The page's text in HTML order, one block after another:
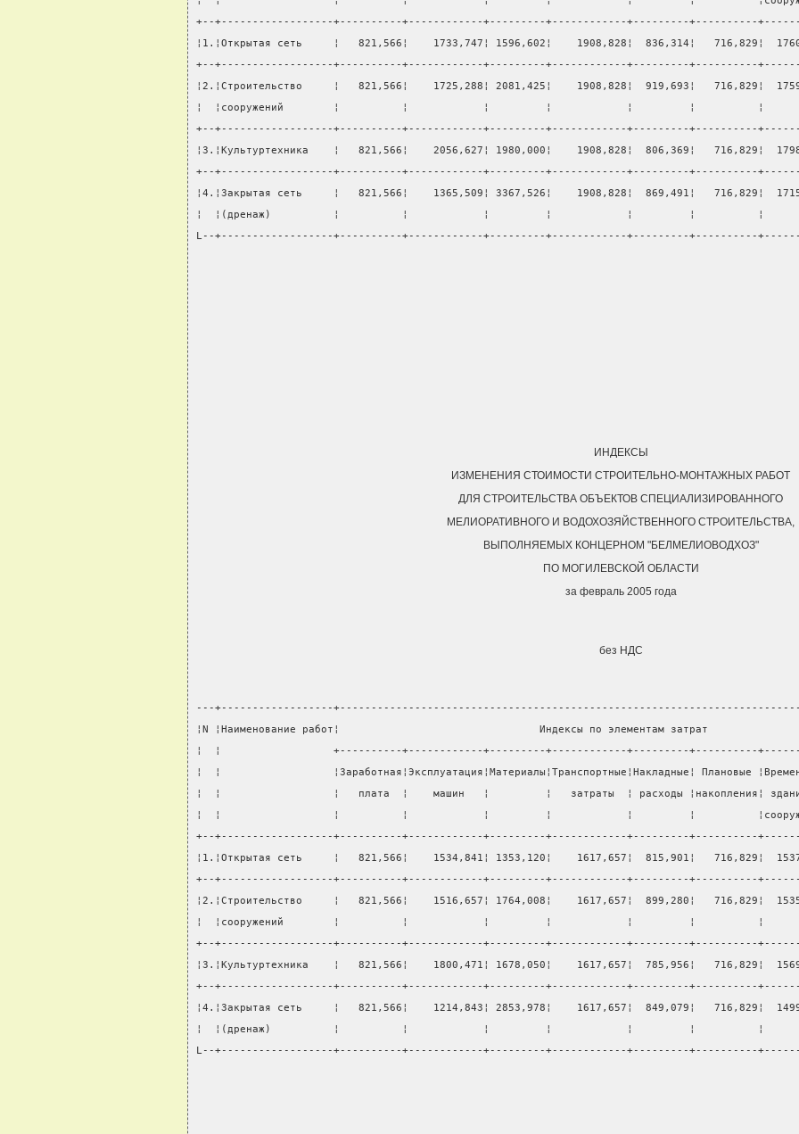
+--+------------------+----------+------------+---------+------------+---------+----------
¦1.¦Открытая сеть     ¦   821,566¦    1733,747¦ 1596,602¦    1908,828¦  836,314¦   716,829¦
+--+------------------+----------+------------+---------+------------+---------+----------
¦2.¦Строительство     ¦   821,566¦    1725,288¦ 2081,425¦    1908,828¦  919,693¦   716,829¦
¦  ¦сооружений        ¦          ¦            ¦         ¦            ¦         ¦          ¦
+--+------------------+----------+------------+---------+------------+---------+----------
¦3.¦Культуртехника    ¦   821,566¦    2056,627¦ 1980,000¦    1908,828¦  806,369¦   716,829¦
+--+------------------+----------+------------+---------+------------+---------+----------
¦4.¦Закрытая сеть     ¦   821,566¦    1365,509¦ 3367,526¦    1908,828¦  869,491¦   716,829¦
¦  ¦(дренаж)          ¦          ¦            ¦         ¦            ¦         ¦          ¦
L--+------------------+----------+------------+---------+------------+---------+----------
ИНДЕКСЫ
ИЗМЕНЕНИЯ СТОИМОСТИ СТРОИТЕЛЬНО-МОНТАЖНЫХ РАБОТ
ДЛЯ СТРОИТЕЛЬСТВА ОБЪЕКТОВ СПЕЦИАЛИЗИРОВАННОГО
МЕЛИОРАТИВНОГО И ВОДОХОЗЯЙСТВЕННОГО СТРОИТЕЛЬСТВА,
ВЫПОЛНЯЕМЫХ КОНЦЕРНОМ "БЕЛМЕЛИОВОДХОЗ"
ПО МОГИЛЕВСКОЙ ОБЛАСТИ
за февраль 2005 года
без НДС
---+------------------
¦N ¦Наименование работ¦                                Индексы по элементам затрат
¦  ¦                  +----------+------------+---------+------------+---------+----------
¦  ¦                  ¦Заработная¦Эксплуатация¦Материалы¦Транспортные¦Накладные¦ Плановые
¦  ¦                  ¦   плата  ¦    машин   ¦         ¦   затраты  ¦ расходы ¦накопления¦
¦  ¦                  ¦          ¦            ¦         ¦            ¦         ¦
+--+------------------+----------+------------+---------+------------+---------+----------
¦1.¦Открытая сеть     ¦   821,566¦    1534,841¦ 1353,120¦    1617,657¦  815,901¦   716,829¦
+--+------------------+----------+------------+---------+------------+---------+----------
¦2.¦Строительство     ¦   821,566¦    1516,657¦ 1764,008¦    1617,657¦  899,280¦   716,829¦
¦  ¦сооружений        ¦          ¦            ¦         ¦            ¦         ¦          ¦
+--+------------------+----------+------------+---------+------------+---------+----------
¦3.¦Культуртехника    ¦   821,566¦    1800,471¦ 1678,050¦    1617,657¦  785,956¦   716,829¦
+--+------------------+----------+------------+---------+------------+---------+----------
¦4.¦Закрытая сеть     ¦   821,566¦    1214,843¦ 2853,978¦    1617,657¦  849,079¦   716,829¦
¦  ¦(дренаж)          ¦          ¦            ¦         ¦            ¦         ¦          ¦
L--+------------------+----------+------------+---------+------------+---------+----------